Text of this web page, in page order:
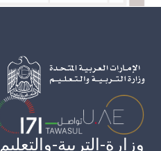
وزارة-التربية-والتعليم